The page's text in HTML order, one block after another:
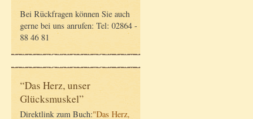
Bei Rückfragen können Sie auch
gerne bei uns anrufen: Tel: 02864 -
88 46 81
“Das Herz, unser
Glücksmuskel”
Direktlink zum Buch:"Das Herz,